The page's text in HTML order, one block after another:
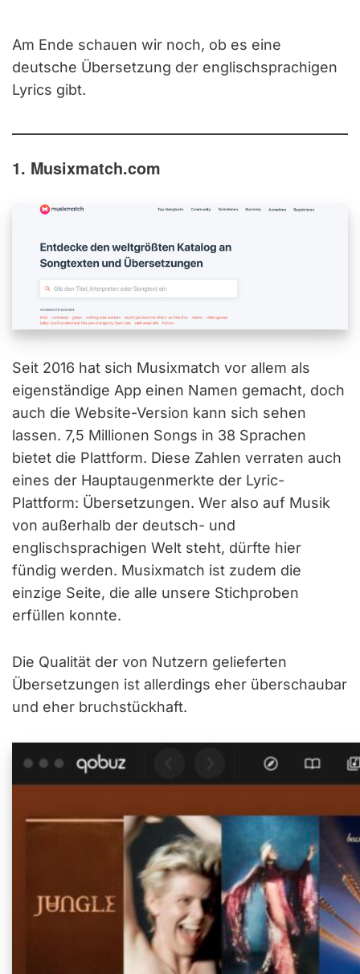
Am Ende schauen wir noch, ob es eine
deutsche Übersetzung der englischsprachigen
Lyrics gibt.
1. Musixmatch.com
Seit 2016 hat sich Musixmatch vor allem als
eigenständige App einen Namen gemacht, doch
auch die Website-Version kann sich sehen
lassen. 7,5 Millionen Songs in 38 Sprachen
bietet die Plattform. Diese Zahlen verraten auch
eines der Hauptaugenmerkte der Lyric-
Plattform: Übersetzungen. Wer also auf Musik
von außerhalb der deutsch- und
englischsprachigen Welt steht, dürfte hier
fündig werden. Musixmatch ist zudem die
einzige Seite, die alle unsere Stichproben
erfüllen konnte.
Die Qualität der von Nutzern gelieferten
Übersetzungen ist allerdings eher überschaubar
und eher bruchstückhaft.